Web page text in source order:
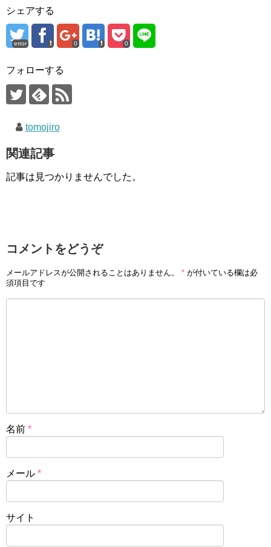
e
b
o
o
k
er
シェアする
error 0 0
フォローする
tomojiro
関連記事
記事は見つかりませんでした。
コメントをどうぞ
メールアドレスが公開されることはありません。 * が付いている欄は必
須項目です
名前 *
メール *
サイト